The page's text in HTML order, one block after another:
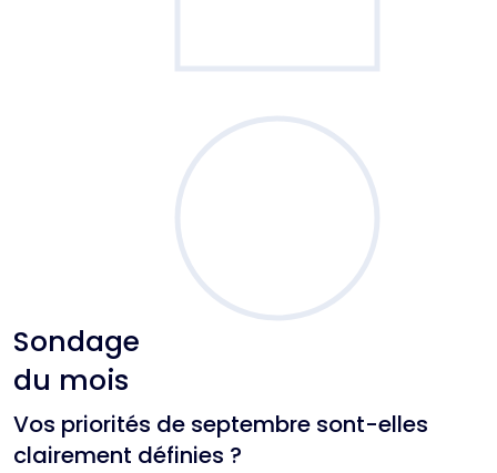
Sondage
du mois
Vos priorités de septembre sont-elles
clairement définies ?